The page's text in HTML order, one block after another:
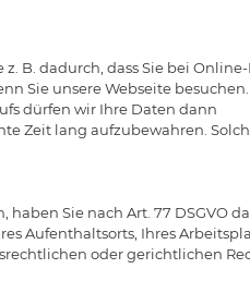
B. dadurch, dass Sie bei
Sie unsere Webseite
dürfen wir Ihre Daten dann
Zeit lang aufzubewahren.
Sie nach Art. 77 DSGVO
Aufenthaltsorts, Ihres
oder gerichtlichen